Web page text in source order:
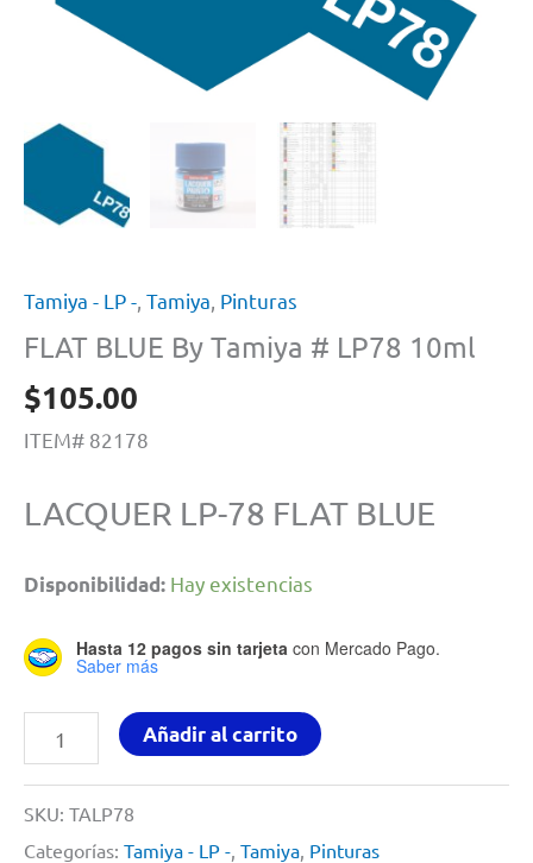
Tamiya - LP - Tamiya Pinturas
FLAT BLUE By Tamiya # LP78 10ml
$105.00
ITEM# 82178
LACQUER LP-78 FLAT BLUE
Disponibilidad: Hay existencias
Hasta 12 pagos sin tarjeta con Mercado Pago.
Saber más
FLAT
BLUE
By
Tamiya
Añadir al carrito
SKU: TALP78
Categorías: Tamiya - LP - Tamiya Pinturas